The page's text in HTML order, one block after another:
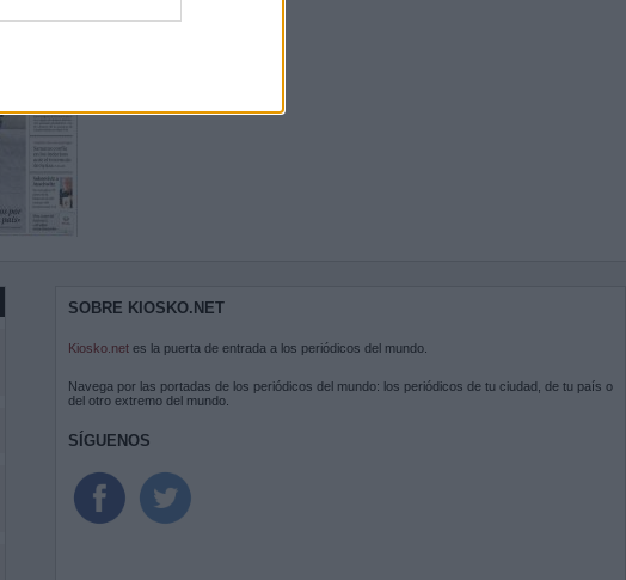
SOBRE KIOSKO.NET
Kiosko.net es la puerta de entrada a los periódicos del mundo.
Navega por las portadas de los periódicos del mundo: los periódicos de tu ciudad, de tu país o
del otro extremo del mundo.
SÍGUENOS